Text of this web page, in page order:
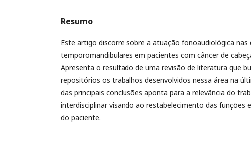
Resumo
Este artigo discorre sobre a atuação fonoaudiológica nas
temporomandibulares em pacientes com câncer de
Apresenta o resultado de uma revisão de literatura que
repositórios os trabalhos desenvolvidos nessa área na
das principais conclusões aponta para a relevância do
interdisciplinar visando ao restabelecimento das funções
do paciente.